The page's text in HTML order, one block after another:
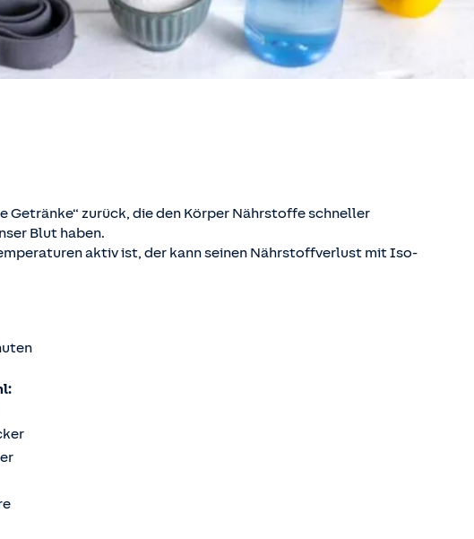
zurück, die den Körper Nährstoffe schneller
Blut haben.
aktiv ist, der kann seinen Nährstoffverlust mit Iso-